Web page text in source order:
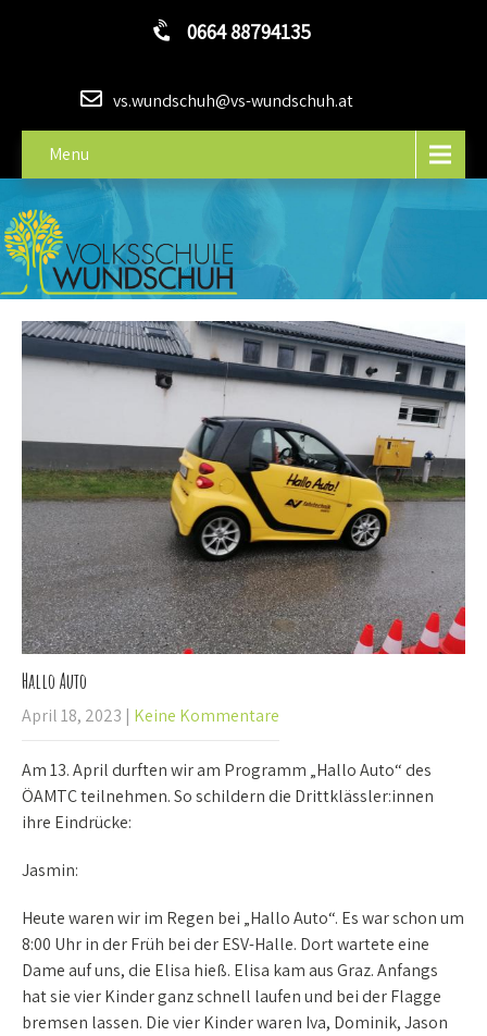
0664 88794135
vs.wundschuh@vs-wundschuh.at
Menu
Hallo Auto
April 18, 2023 | Keine Kommentare
Am 13. April durften wir am Programm „Hallo Auto“ des
ÖAMTC teilnehmen. So schildern die Drittklässler:innen
ihre Eindrücke:
Jasmin:
Heute waren wir im Regen bei „Hallo Auto“. Es war schon um
8:00 Uhr in der Früh bei der ESV-Halle. Dort wartete eine
Dame auf uns, die Elisa hieß. Elisa kam aus Graz. Anfangs
hat sie vier Kinder ganz schnell laufen und bei der Flagge
bremsen lassen. Die vier Kinder waren Iva, Dominik, Jason